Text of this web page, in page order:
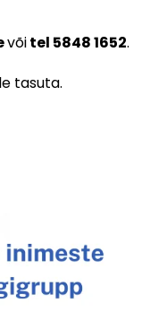
võitel 5848 1652.
tasuta.